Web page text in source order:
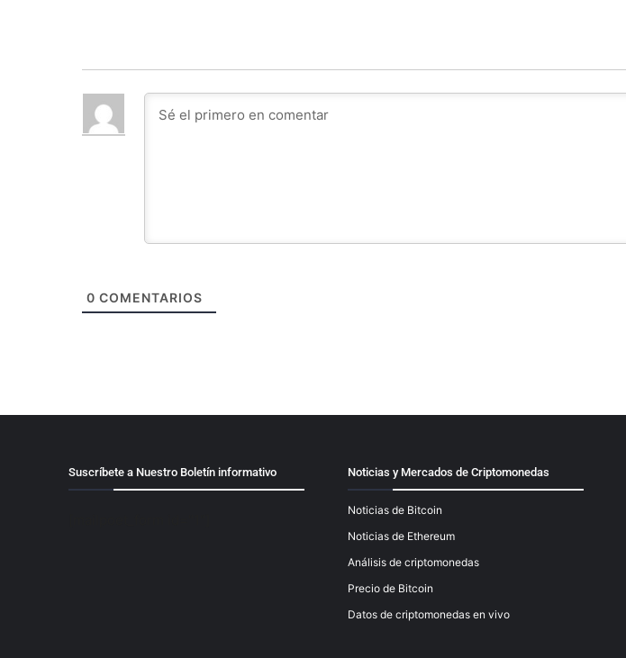
0 COMENTARIOS
Suscríbete a Nuestro Boletín informativo Noticias y Mercados de Criptomonedas
Noticias de Bitcoin
Noticias de Ethereum
Análisis de criptomonedas
Precio de Bitcoin
Datos de criptomonedas en vivo